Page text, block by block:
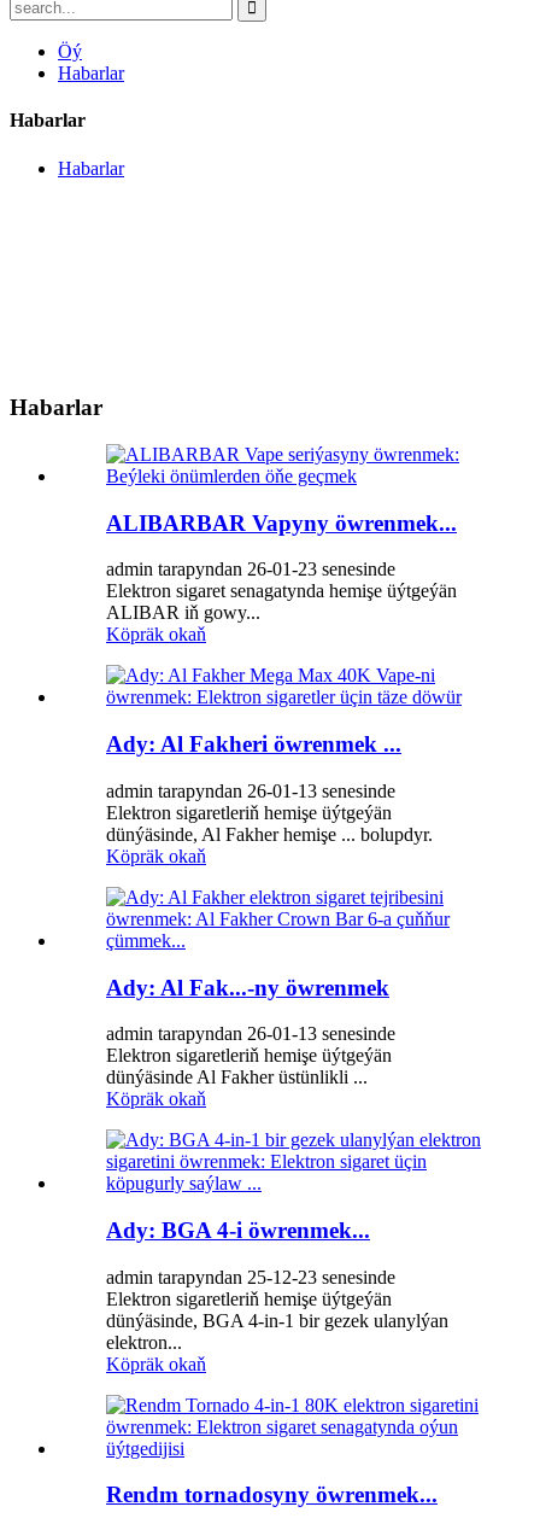
Öý
Habarlar
Habarlar
Habarlar
Habarlar
ALIBARBAR Vapyny öwrenmek...
admin tarapyndan 26-01-23 senesinde
Elektron sigaret senagatynda hemişe üýtgeýän
ALIBAR iň gowy...
Köpräk okaň
Ady: Al Fakheri öwrenmek ...
admin tarapyndan 26-01-13 senesinde
Elektron sigaretleriň hemişe üýtgeýän
dünýäsinde, Al Fakher hemişe ... bolupdyr.
Köpräk okaň
Ady: Al Fak...-ny öwrenmek
admin tarapyndan 26-01-13 senesinde
Elektron sigaretleriň hemişe üýtgeýän
dünýäsinde Al Fakher üstünlikli ...
Köpräk okaň
Ady: BGA 4-i öwrenmek...
admin tarapyndan 25-12-23 senesinde
Elektron sigaretleriň hemişe üýtgeýän
dünýäsinde, BGA 4-in-1 bir gezek ulanylýan
elektron...
Köpräk okaň
Rendm tornadosyny öwrenmek...